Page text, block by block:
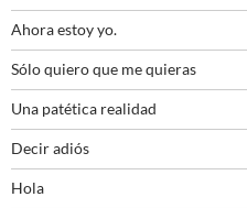
Ahora estoy yo.
Sólo quiero que me quieras
Una patética realidad
Decir adiós
Hola